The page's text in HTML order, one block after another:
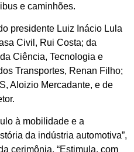
e caminhões.
presidente Luiz Inácio Lula
Civil, Rui Costa; da
Ciência, Tecnologia e
Transportes, Renan Filho;
Aloizio Mercadante, e de
à mobilidade e a
da indústria automotiva”,
cerimônia. “Estimula, com